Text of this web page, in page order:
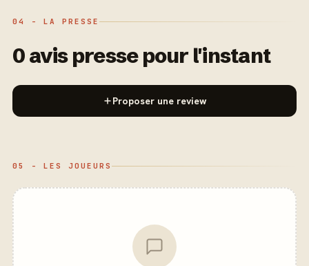
04 - LA PRESSE
0 avis presse pour l'instant
Proposer une review
05 - LES JOUEURS